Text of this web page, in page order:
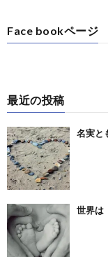
Face bookページ
最近の投稿
名実と
世界は